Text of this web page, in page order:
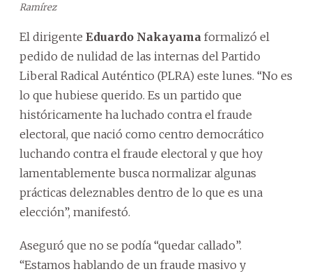
Ramírez
El dirigente Eduardo Nakayama formalizó el
pedido de nulidad de las internas del Partido
Liberal Radical Auténtico (PLRA) este lunes. “No es
lo que hubiese querido. Es un partido que
históricamente ha luchado contra el fraude
electoral, que nació como centro democrático
luchando contra el fraude electoral y que hoy
lamentablemente busca normalizar algunas
prácticas deleznables dentro de lo que es una
elección”, manifestó.
Aseguró que no se podía “quedar callado”.
“Estamos hablando de un fraude masivo y